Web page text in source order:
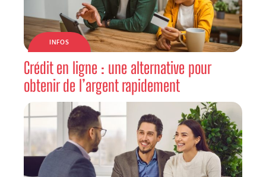
INFOS
Crédit en ligne : une alternative pour
obtenir de l’argent rapidement